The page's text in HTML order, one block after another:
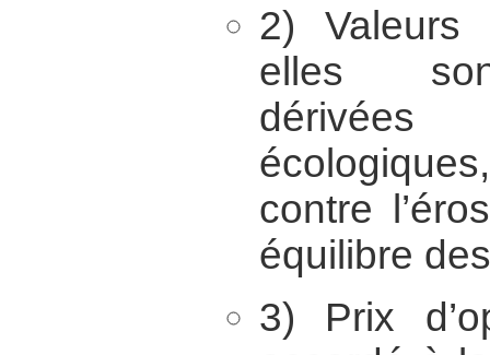
2) Valeurs
elles
contre
équilibre
3) Prix